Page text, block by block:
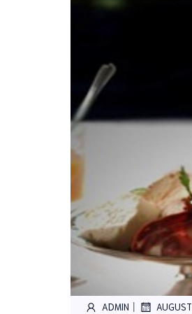
ADMIN |